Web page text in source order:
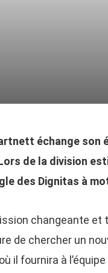
échange son
de la division
des Dignitas à
changeante et
de chercher un
il fournira à